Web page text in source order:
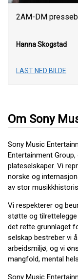
2AM-DM
Hanna Skogstad
LAST NED BILDE
Om Sony
Sony Music
Entertainment
plateselskaper. Vi
norske og
av stor
Vi respekterer og
støtte og
det rette grunnlaget
selskap bestreber vi
arbeidsmiljø, og vi
mangfold, mental
Sony Music